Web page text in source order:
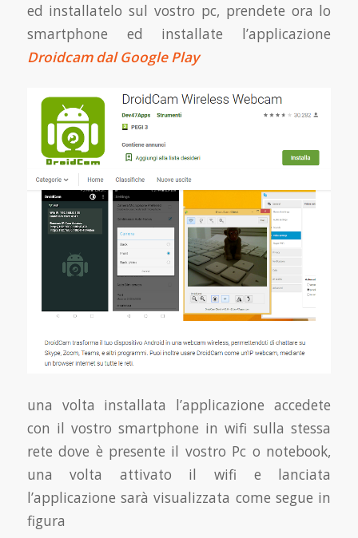
ed installatelo sul vostro pc, prendete ora lo
smartphone ed installate l’applicazione
Droidcam dal Google Play
una volta installata l’applicazione accedete
con il vostro smartphone in wifi sulla stessa
rete dove è presente il vostro Pc o notebook,
una volta attivato il wifi e lanciata
l’applicazione sarà visualizzata come segue in
figura